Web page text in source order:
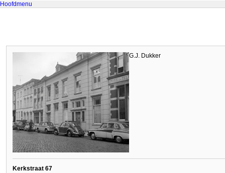
Hoofdmenu
G.J. Dukker
Kerkstraat 67